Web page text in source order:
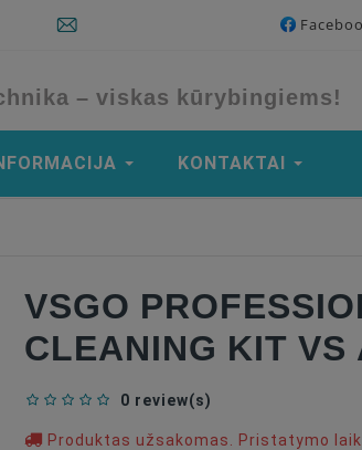
– viskas kūrybingiems!
KONTAKTAI
VSGO
CLEANING KIT VS
0 review(s)
Produktas užsakomas. Pristatymo